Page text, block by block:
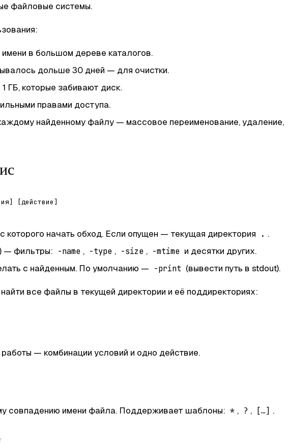
файловые системы.
в большом дереве каталогов.
дольше 30 дней — для очистки.
ГБ, которые забивают диск.
правами доступа.
найденному файлу — массовое переименование, удаление,
которого начать обход. Если опущен — текущая директория . .
— фильтры: -name , -type , -size , -mtime и десятки других.
с найденным. По умолчанию — -print (вывести путь в stdout).
все файлы в текущей директории и её поддиректориях:
— комбинации условий и одно действие.
совпадению имени файла. Поддерживает шаблоны: * , ? , […] .